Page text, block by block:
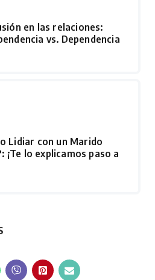
en las relaciones:
vs. Dependencia
Lidiar con un Marido
¡Te lo explicamos paso a